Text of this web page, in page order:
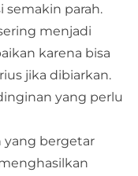
parah.
menjadi
karena bisa
jika dibiarkan.
yang perlu
yang bergetar